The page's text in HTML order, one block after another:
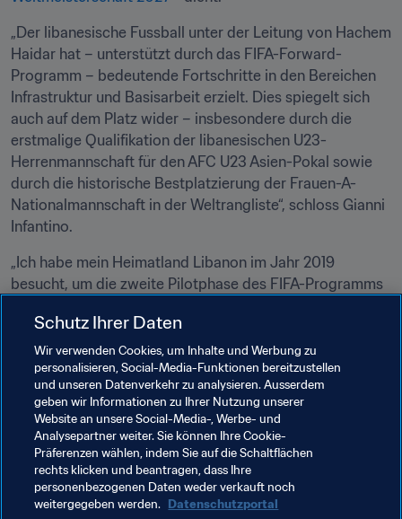
„Der libanesische Fussball unter der Leitung von Hachem
Haidar hat – unterstützt durch das FIFA-Forward-
Programm – bedeutende Fortschritte in den Bereichen
Infrastruktur und Basisarbeit erzielt. Dies spiegelt sich
auch auf dem Platz wider – insbesondere durch die
erstmalige Qualifikation der libanesischen U23-
Herrenmannschaft für den AFC U23 Asien-Pokal sowie
durch die historische Bestplatzierung der Frauen-A-
Nationalmannschaft in der Weltrangliste“, schloss Gianni
Infantino.
„Ich habe mein Heimatland Libanon im Jahr 2019
besucht, um die zweite Pilotphase des FIFA-Programms
eigenen Augen sehen, wie sehr unser Spiel dort geliebt
wird.“
Verwandte Themen
FIFA Forward FIFA-Präsident Organisation
Lebanon AFC
Schutz Ihrer Daten
Wir verwenden Cookies, um Inhalte und Werbung zu
personalisieren, Social-Media-Funktionen bereitzustellen
und unseren Datenverkehr zu analysieren. Ausserdem
geben wir Informationen zu Ihrer Nutzung unserer
Website an unsere Social-Media-, Werbe- und
Analysepartner weiter. Sie können Ihre Cookie-
Präferenzen wählen, indem Sie auf die Schaltflächen
rechts klicken und beantragen, dass Ihre
personenbezogenen Daten weder verkauft noch
weitergegeben werden. Datenschutzportal